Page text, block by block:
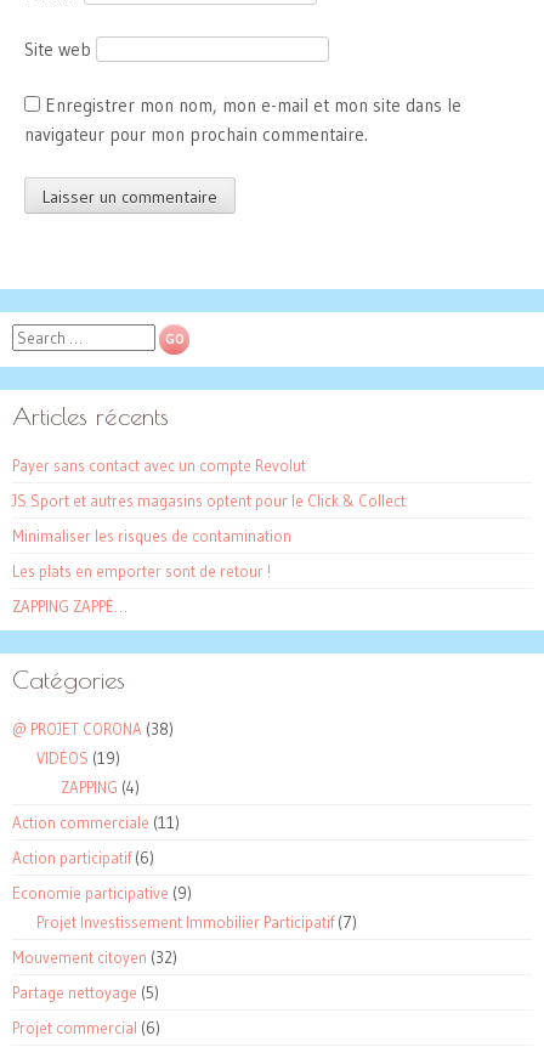
Site web
Enregistrer mon nom, mon e-mail et mon site dans le
navigateur pour mon prochain commentaire.
Search
Articles récents
Payer sans contact avec un compte Revolut
JS Sport et autres magasins optent pour le Click & Collect
Minimaliser les risques de contamination
Les plats en emporter sont de retour !
ZAPPING ZAPPÉ…
Catégories
@ PROJET CORONA (38)
VIDÉOS (19)
ZAPPING (4)
Action commerciale (11)
Action participatif(6)
Economie participative (9)
Projet Investissement Immobilier Participatif(7)
Mouvement citoyen (32)
Partage nettoyage (5)
Projet commercial (6)